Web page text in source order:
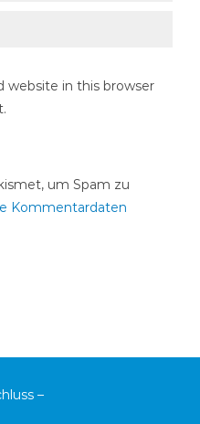
website in this browser
um Spam zu
Kommentardaten
–